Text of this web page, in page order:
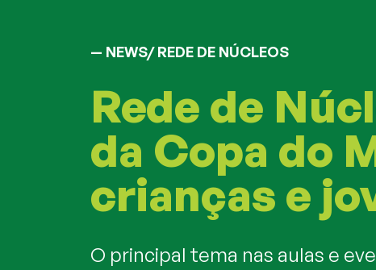
— NEWS/REDE DE NÚCLEOS
Rede de
da Copa do
crianças e
O principal tema nas aulas e